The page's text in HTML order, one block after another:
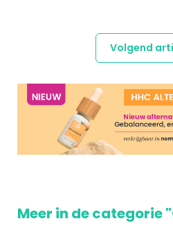
Volgend
Meer in de categorie